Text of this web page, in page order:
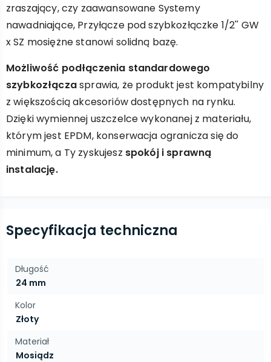
zraszający, czy zaawansowane Systemy
nawadniające, Przyłącze pod szybkozłączke 1/2'' GW
x SZ mosiężne stanowi solidną bazę.
Możliwość podłączenia standardowego
szybkozłączasprawia, że produkt jest kompatybilny
z większością akcesoriów dostępnych na rynku.
Dzięki wymiennej uszczelce wykonanej z materiału,
którym jest EPDM, konserwacja ogranicza się do
minimum, a Ty zyskujesz spokój i sprawną
instalację.
Specyfikacja techniczna
Długość
24 mm
Kolor
Złoty
Materiał
Mosiądz